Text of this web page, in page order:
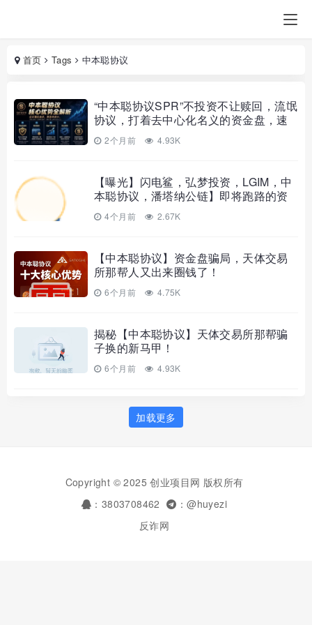
首页 Tags 中本聪协议
“中本聪协议SPR”不投资不让赎回，流氓
协议，打着去中心化名义的资金盘，速
速远离！
2个月前 4.93K
【曝光】闪电鲨，弘梦投资，LGIM，中
本聪协议，潘塔纳公链】即将跑路的资
金盘项目，看到千万别参与！
4个月前 2.67K
【中本聪协议】资金盘骗局，天体交易
所那帮人又出来圈钱了！
6个月前 4.75K
揭秘【中本聪协议】天体交易所那帮骗
子换的新马甲！
6个月前 4.93K
加载更多
Copyright © 2025 创业项目网 版权所有
：3803708462
：@huyezi
反诈网